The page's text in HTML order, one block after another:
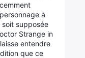
à
soit supposée
Strange in
entendre
que ce